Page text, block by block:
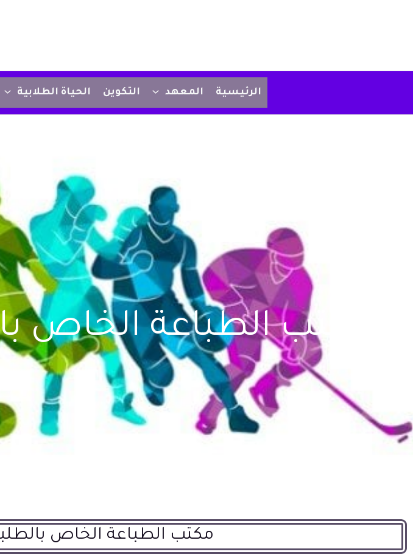
الرئيسية المعهد التكوين الحياة الطلابية
مكتب الطباعة الخاص
مكتب الطباعة الخاص